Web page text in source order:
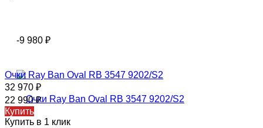
-9 980 ₽
Очки Ray Ban Oval RB 3547 9202/S2
32 970 ₽
22 990₽
Купить
Купить в 1 клик